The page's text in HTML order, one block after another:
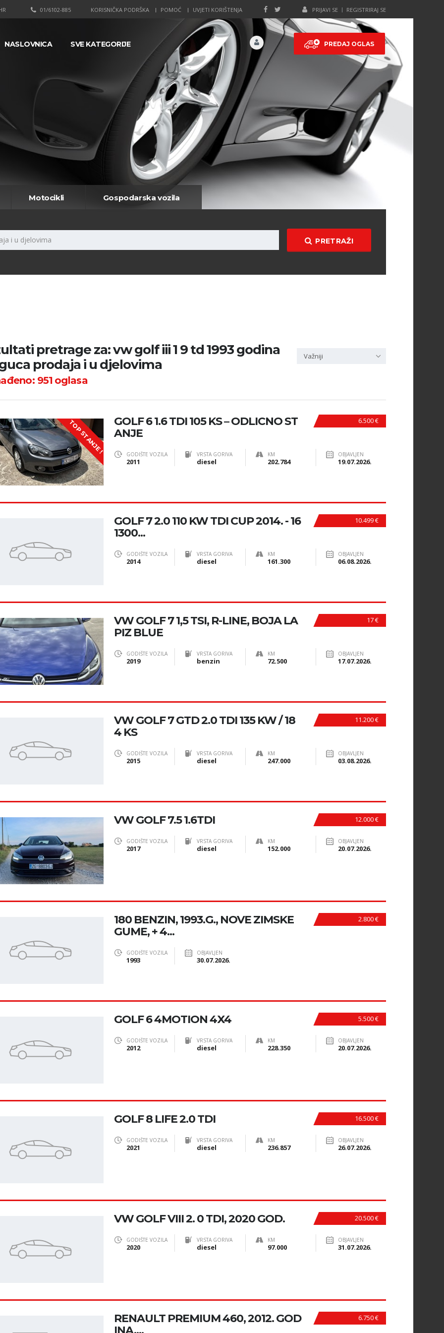
PRIJAVI SE REGISTRIRAJ SE
KORISNIČKA PODRŠKA POMOĆ UVJETI KORIŠTENJA
01/6102-885
PREDAJ OGLAS
NASLOVNICA SVE KATEGORIJE
Motocikli Gospodarska vozila
PRETRAŽI
pretrage za: vw golf iii 1 9 td 1993 godina
prodaja i u djelovima
951oglasa
Važniji
TOP STANJE ! 6.500 €
GOLF 6 1.6 TDI 105 KS – ODLICNO ST
ANJE
GODIŠTE VOZILA
2011
VRSTA GORIVA
diesel
KM
202.784
OBJAVLJEN
19.07.2026.
10.499 €
GOLF 7 2.0 110 KW TDI CUP 2014. - 16
1300...
GODIŠTE VOZILA
2014
VRSTA GORIVA
diesel
KM
161.300
OBJAVLJEN
06.08.2026.
17 €
VW GOLF 7 1,5 TSI, R-LINE, BOJA LA
PIZ BLUE
GODIŠTE VOZILA
2019
VRSTA GORIVA
benzin
KM
72.500
OBJAVLJEN
17.07.2026.
11.200 €
VW GOLF 7 GTD 2.0 TDI 135 KW / 18
4 KS
GODIŠTE VOZILA
2015
VRSTA GORIVA
diesel
KM
247.000
OBJAVLJEN
03.08.2026.
12.000 €
VW GOLF 7.5 1.6TDI
GODIŠTE VOZILA
2017
VRSTA GORIVA
diesel
KM
152.000
OBJAVLJEN
20.07.2026.
2.800 €
180 BENZIN, 1993.G., NOVE ZIMSKE
GUME, + 4...
GODIŠTE VOZILA
1993
OBJAVLJEN
30.07.2026.
5.500 €
GOLF 6 4MOTION 4X4
GODIŠTE VOZILA
2012
VRSTA GORIVA
diesel
KM
228.350
OBJAVLJEN
20.07.2026.
16.500 €
GOLF 8 LIFE 2.0 TDI
GODIŠTE VOZILA
2021
VRSTA GORIVA
diesel
KM
236.857
OBJAVLJEN
26.07.2026.
20.500 €
VW GOLF VIII 2. 0 TDI, 2020 GOD.
GODIŠTE VOZILA
2020
VRSTA GORIVA
diesel
KM
97.000
OBJAVLJEN
31.07.2026.
6.750 €
RENAULT PREMIUM 460, 2012. GOD
INA,...